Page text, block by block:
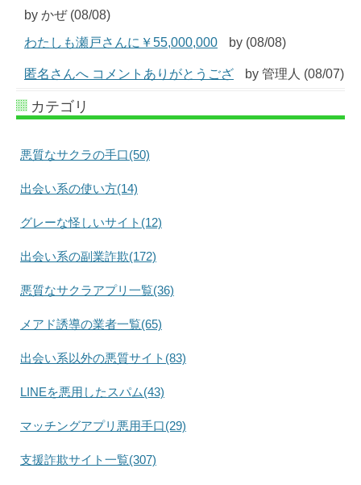
by かぜ (08/08)
わたしも瀬戸さんに￥55,000,000
by (08/08)
匿名さんへ コメントありがとうござ by 管理人 (08/07)
カテゴリ
悪質なサクラの手口(50)
出会い系の使い方(14)
グレーな怪しいサイト(12)
出会い系の副業詐欺(172)
悪質なサクラアプリ一覧(36)
メアド誘導の業者一覧(65)
出会い系以外の悪質サイト(83)
LINEを悪用したスパム(43)
マッチングアプリ悪用手口(29)
支援詐欺サイト一覧(307)